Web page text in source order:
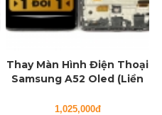
Thay Màn Hình Điện Thoại
Samsung A52 Oled (Liền
1,025,000đ